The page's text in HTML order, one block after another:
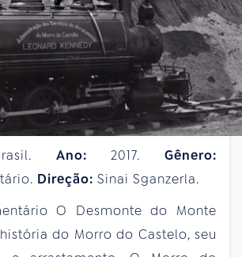
Ano:2017. Gênero:
Direção: Sinai Sganzerla.
O Desmonte do Monte
do Morro do Castelo, seu